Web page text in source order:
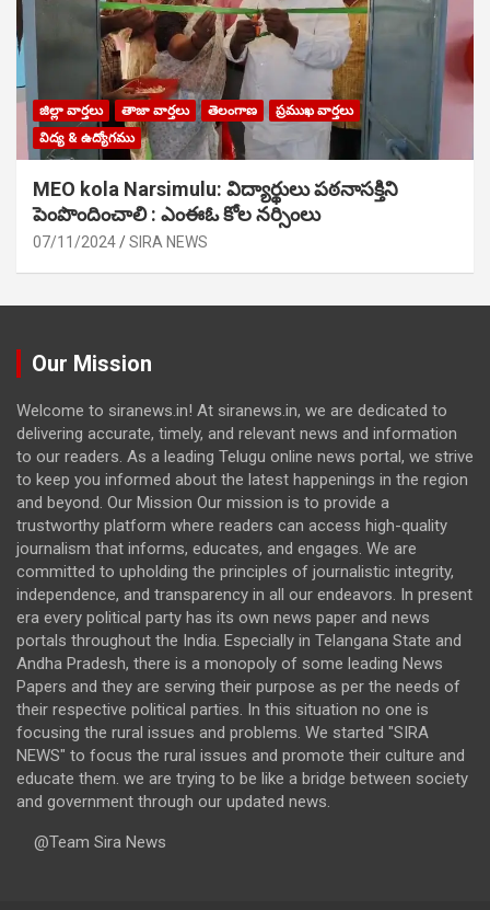
జిల్లా వార్తలు తాజా వార్తలు తెలంగాణ
ప్రముఖ వార్తలు
విద్య & ఉద్యోగము
MEO kola Narsimulu: విద్యార్థులు పఠ‌నాసక్తిని
పెంపొందించాలి : ఎంఈఓ కోల నర్సింలు
07/11/2024 SIRA NEWS
Our Mission
Welcome to siranews.in! At siranews.in, we are dedicated to
delivering accurate, timely, and relevant news and information
to our readers. As a leading Telugu online news portal, we strive
to keep you informed about the latest happenings in the region
and beyond. Our Mission Our mission is to provide a
trustworthy platform where readers can access high-quality
journalism that informs, educates, and engages. We are
committed to upholding the principles of journalistic integrity,
independence, and transparency in all our endeavors. In present
era every political party has its own news paper and news
portals throughout the India. Especially in Telangana State and
Andha Pradesh, there is a monopoly of some leading News
Papers and they are serving their purpose as per the needs of
their respective political parties. In this situation no one is
focusing the rural issues and problems. We started "SIRA
NEWS" to focus the rural issues and promote their culture and
educate them. we are trying to be like a bridge between society
and government through our updated news.
@Team Sira News